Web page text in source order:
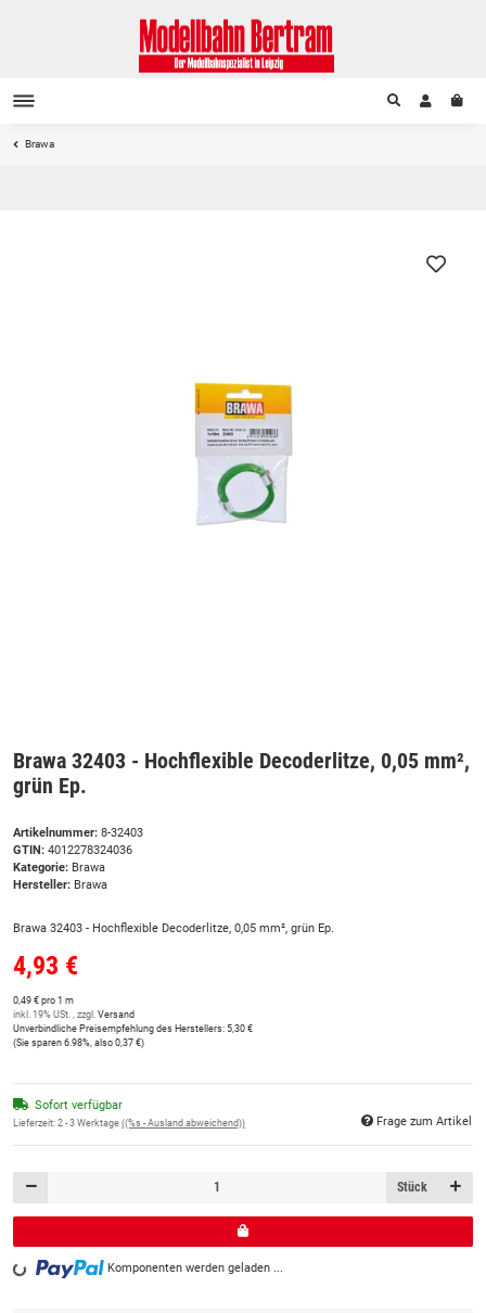
Brawa
Brawa 32403 - Hochflexible Decoderlitze, 0,05 mm²,
grün Ep.
Artikelnummer: 8-32403
GTIN: 4012278324036
Kategorie: Brawa
Hersteller: Brawa
Brawa 32403 - Hochflexible Decoderlitze, 0,05 mm², grün Ep.
4,93 €
0,49 € pro 1 m
inkl. 19% USt. , zzgl. Versand
Unverbindliche Preisempfehlung des Herstellers: 5,30 €
(Sie sparen 6.98%, also 0,37 €)
Sofort verfügbar
Lieferzeit: 2 - 3 Werktage ((%s - Ausland abweichend)) Frage zum Artikel
Stück
Loading... Komponenten werden geladen ...